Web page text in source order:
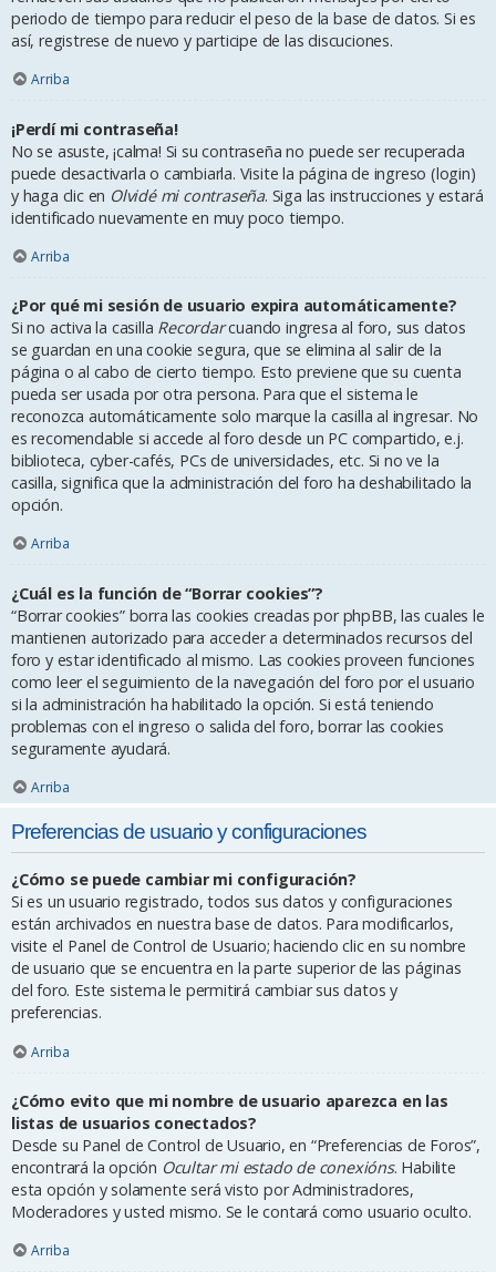
periodo de tiempo para reducir el peso de la base de datos. Si es
así, registrese de nuevo y participe de las discuciones.
Arriba
¡Perdí mi contraseña!
No se asuste, ¡calma! Si su contraseña no puede ser recuperada
puede desactivarla o cambiarla. Visite la página de ingreso (login)
y haga clic en Olvidé mi contraseña. Siga las instrucciones y estará
identificado nuevamente en muy poco tiempo.
Arriba
¿Por qué mi sesión de usuario expira automáticamente?
Si no activa la casilla Recordarcuando ingresa al foro, sus datos
se guardan en una cookie segura, que se elimina al salir de la
página o al cabo de cierto tiempo. Esto previene que su cuenta
pueda ser usada por otra persona. Para que el sistema le
reconozca automáticamente solo marque la casilla al ingresar. No
es recomendable si accede al foro desde un PC compartido, e.j.
biblioteca, cyber-cafés, PCs de universidades, etc. Si no ve la
casilla, significa que la administración del foro ha deshabilitado la
opción.
Arriba
¿Cuál es la función de “Borrar cookies”?
“Borrar cookies” borra las cookies creadas por phpBB, las cuales le
mantienen autorizado para acceder a determinados recursos del
foro y estar identificado al mismo. Las cookies proveen funciones
como leer el seguimiento de la navegación del foro por el usuario
si la administración ha habilitado la opción. Si está teniendo
problemas con el ingreso o salida del foro, borrar las cookies
seguramente ayudará.
Arriba
Preferencias de usuario y configuraciones
¿Cómo se puede cambiar mi configuración?
Si es un usuario registrado, todos sus datos y configuraciones
están archivados en nuestra base de datos. Para modificarlos,
visite el Panel de Control de Usuario; haciendo clic en su nombre
de usuario que se encuentra en la parte superior de las páginas
del foro. Este sistema le permitirá cambiar sus datos y
preferencias.
Arriba
¿Cómo evito que mi nombre de usuario aparezca en las
listas de usuarios conectados?
Desde su Panel de Control de Usuario, en “Preferencias de Foros”,
encontrará la opción Ocultar mi estado de conexións. Habilite
esta opción y solamente será visto por Administradores,
Moderadores y usted mismo. Se le contará como usuario oculto.
Arriba